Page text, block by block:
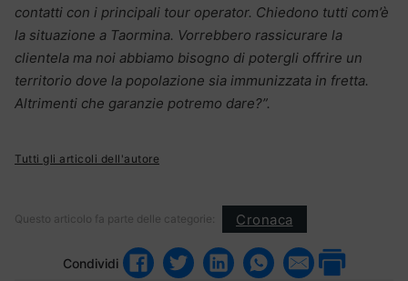
contatti con i principali tour operator. Chiedono tutti com’è
la situazione a Taormina. Vorrebbero rassicurare la
clientela ma noi abbiamo bisogno di potergli offrire un
territorio dove la popolazione sia immunizzata in fretta.
Altrimenti che garanzie potremo dare?”.
Tutti gli articoli dell'autore
Questo articolo fa parte delle categorie: Cronaca
Condividi